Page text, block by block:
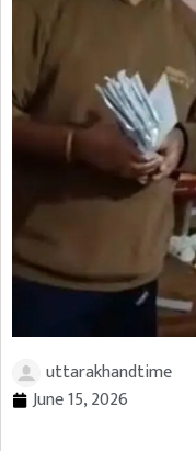
uttarakhandtime
June 15, 2026